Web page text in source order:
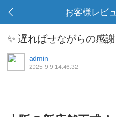
お客様レビ
✨ 遅ればせながらの感謝
admin
2025-9-9 14:46:32